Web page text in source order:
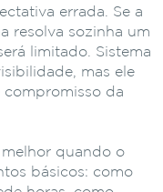
errada. Se a
resolva sozinha um
limitado. Sistema
mas ele
compromisso da
quando o
básicos: como